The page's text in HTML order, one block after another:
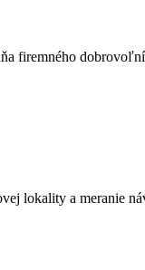
firemného
lokality a meranie